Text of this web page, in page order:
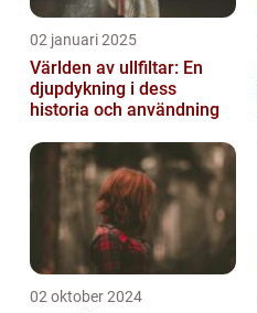
02 januari 2025
Världen av ullfiltar: En
djupdykning i dess
historia och användning
02 oktober 2024